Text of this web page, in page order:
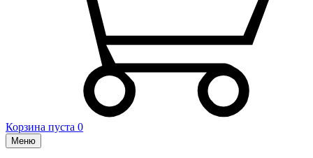
Корзина пуста 0
Меню